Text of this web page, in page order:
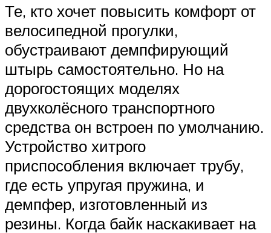
Те, кто хочет повысить комфорт от
велосипедной прогулки,
обустраивают демпфирующий
штырь самостоятельно. Но на
дорогостоящих моделях
двухколёсного транспортного
средства он встроен по умолчанию.
Устройство хитрого
приспособления включает трубу,
где есть упругая пружина, и
демпфер, изготовленный из
резины. Когда байк наскакивает на